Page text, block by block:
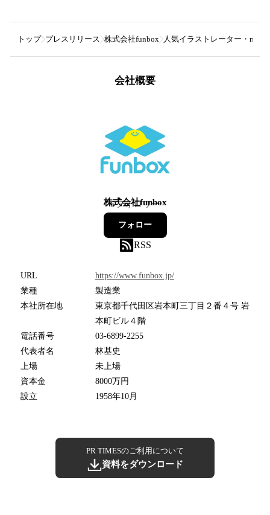
トップ プレスリリース 株式会社funbox 人気イラストレーター・
会社概要
株式会社funbox
6フォロワー
フォロー
RSS
URL
https://www.funbox.jp/
業種
製造業
本社所在地
東京都千代田区岩本町三丁目２番４号 岩
本町ビル４階
電話番号
03-6899-2255
代表者名
林基史
上場
未上場
資本金
8000万円
設立
1958年10月
PR TIMESのご利用について
資料をダウンロード